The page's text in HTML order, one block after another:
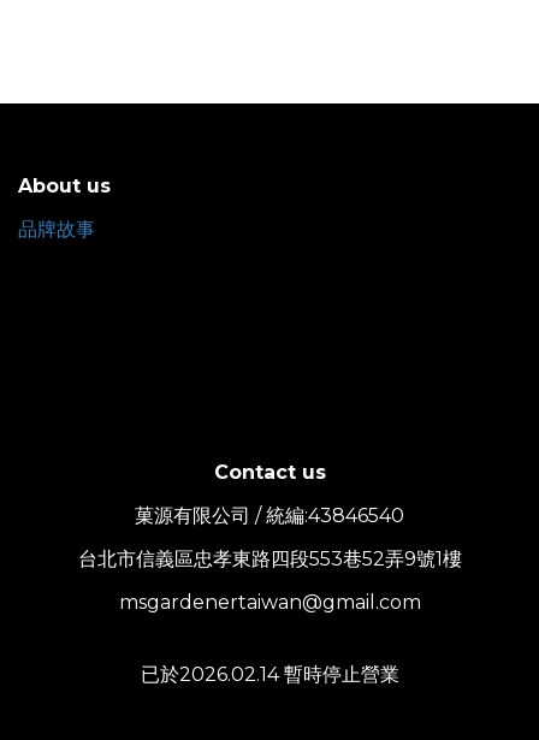
About us
品牌故事
Contact us
菓源有限公司 / 統編:43846540
台北市信義區忠孝東路四段553巷52弄9號1樓
msgardenertaiwan@gmail.com
已於2026.02.14 暫時停止營業